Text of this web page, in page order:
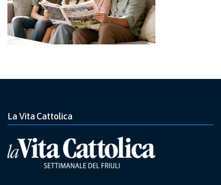
La Vita Cattolica